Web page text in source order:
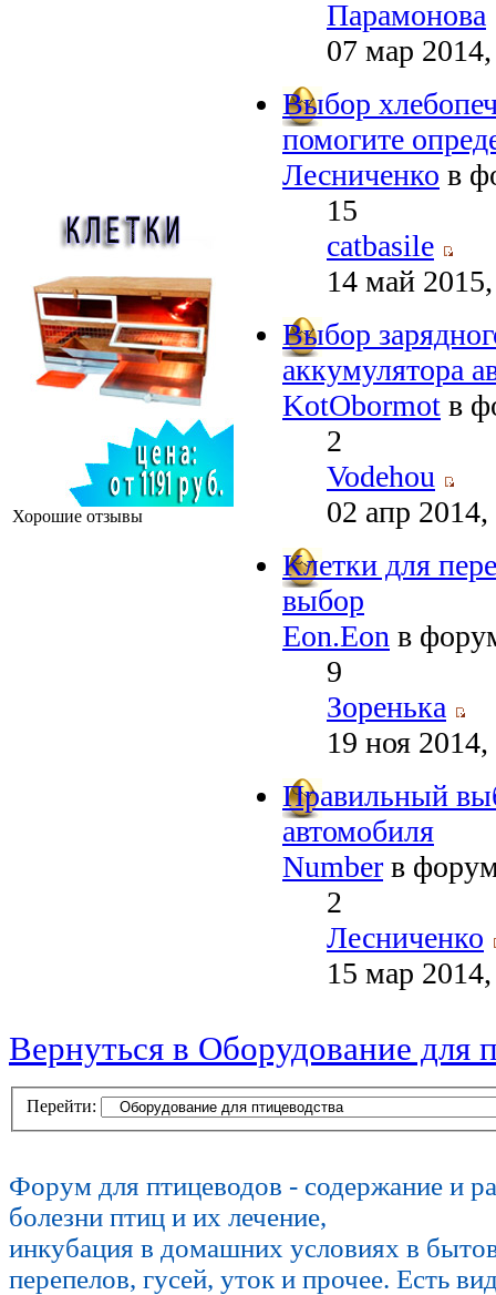
Хорошие отзывы
Парамонова
07 мар
Выбор
помогите
Лесниченко в
15
catbasile
14 май
Выбор
аккумулятора
KotObormot в
2
Vodehou
02 апр
Клетки для
выбор
Eon.Eon в
9
Зоренька
19 ноя
Правильный
автомобиля
Number в
2
Лесниченко
15 мар
Вернуться в Оборудование для
Перейти:
Форум для птицеводов - содержание и
болезни птиц и их лечение,
инкубация в домашних условиях в
перепелов, гусей, уток и прочее. Есть